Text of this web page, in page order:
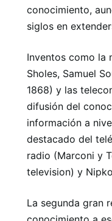
conocimiento,
siglos en
Inventos como la
Sholes, Samuel
1868) y las
difusión del
información a
destacado del
radio (Marconi y
television) y
La segunda gran